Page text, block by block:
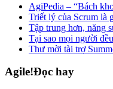
AgiPedia – “Bách
Triết lý của Scrum là
Tập trung hơn, năng
Tại sao mọi người
Thư mời tài trợ
Agile!Đọc hay